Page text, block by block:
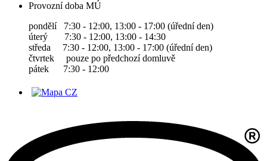
Provozní doba MÚ
pondělí 7:30 - 12:00, 13:00 - 17:00 (úřední den)
úterý 7:30 - 12:00, 13:00 - 14:30
středa 7:30 - 12:00, 13:00 - 17:00 (úřední den)
čtvrtek pouze po předchozí domluvě
pátek 7:30 - 12:00